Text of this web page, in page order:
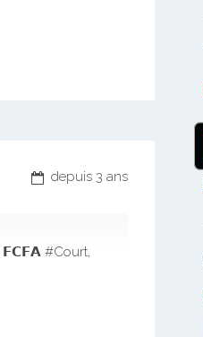
depuis 3 ans
𝗙𝗖𝗙𝗔 #Court,